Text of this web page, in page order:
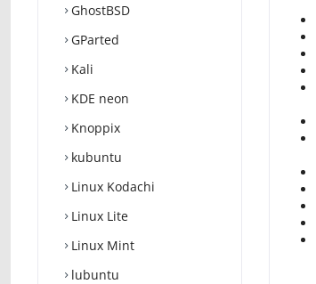
GhostBSD
GParted
Kali
KDE neon
Knoppix
kubuntu
Linux Kodachi
Linux Lite
Linux Mint
lubuntu